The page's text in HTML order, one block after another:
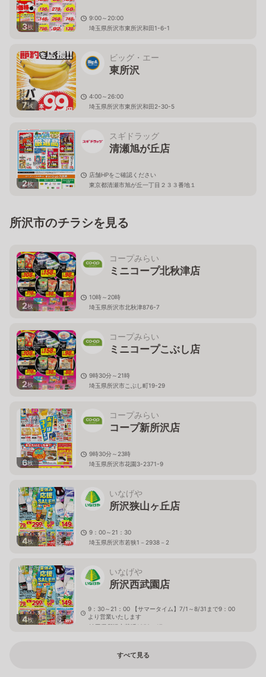
3枚
9:00～20:00
埼玉県所沢市東所沢和田1-6-1
7枚
ビッグ・エー
東所沢
4:00～26:00
埼玉県所沢市東所沢和田2-30-5
2枚
スギドラッグ
清瀬旭が丘店
店舗HPをご確認ください
東京都清瀬市旭が丘一丁目２３３番地１
所沢市のチラシを見る
2枚
コープみらい
ミニコープ北秋津店
10時～20時
埼玉県所沢市北秋津876-7
2枚
コープみらい
ミニコープこぶし店
9時30分～21時
埼玉県所沢市こぶし町19-29
6枚
コープみらい
コープ新所沢店
9時30分～23時
埼玉県所沢市花園3-2371-9
4枚
いなげや
所沢狭山ヶ丘店
9：00～21：30
埼玉県所沢市若狭1－2938－2
4枚
いなげや
所沢西武園店
9：30～21：00 【サマータイム】7/1～8/31まで9：00
より営業いたします
埼玉県所沢市荒幡1359－17
すべて見る